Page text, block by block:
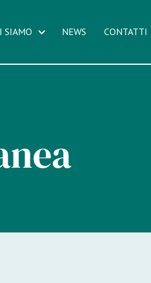
SIAMO NEWS CONTATTI